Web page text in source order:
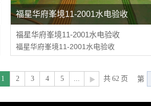
福星华府峯境11-2001水电验收
福星华府峯境11-2001水电验收
福星华府峯境11-2001水电验收
1 2 3 4 5 ... 共 62 页 第